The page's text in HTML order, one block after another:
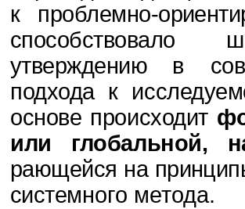
к проблемно-
утверждению
в
подхода к
основе происходит
или глобальной,
рающейся на
систем­ного метода.